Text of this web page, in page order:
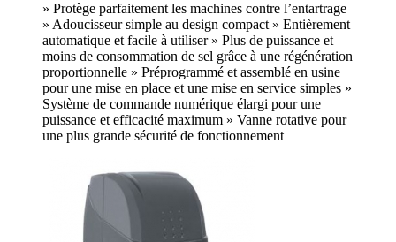
» Protège parfaitement les machines contre l’entartrage
» Adoucisseur simple au design compact » Entièrement
automatique et facile à utiliser » Plus de puissance et
moins de consommation de sel grâce à une régénération
proportionnelle » Préprogrammé et assemblé en usine
pour une mise en place et une mise en service simples »
Système de commande numérique élargi pour une
puissance et efficacité maximum » Vanne rotative pour
une plus grande sécurité de fonctionnement